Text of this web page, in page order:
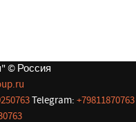
© Россия
Telegram: +79811870763